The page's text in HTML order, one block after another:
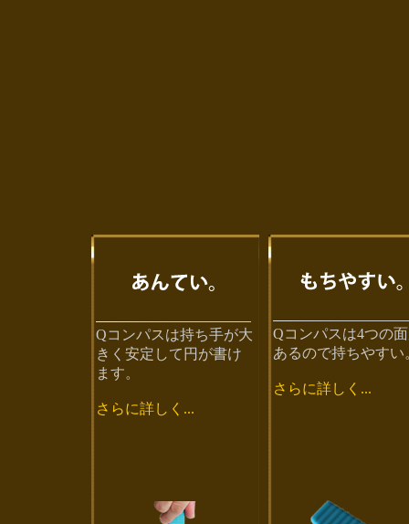
Qコンパスは持ち手が大
きく安定して円が書け
ます。
さらに詳しく...
Qコンパスは4つの
あるので持ちやすい
さらに詳しく...